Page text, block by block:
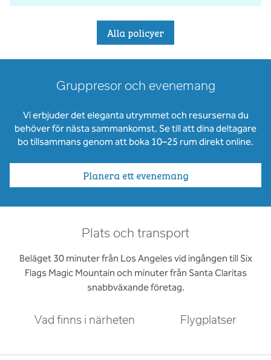
Alla policyer
Gruppresor och evenemang
Vi erbjuder det eleganta utrymmet och resurserna du
behöver för nästa sammankomst. Se till att dina deltagare
bo tillsammans genom att boka 10–25 rum direkt online.
Planera ett evenemang
Plats och transport
Beläget 30 minuter från Los Angeles vid ingången till Six
Flags Magic Mountain och minuter från Santa Claritas
snabbväxande företag.
Vad finns i närheten Flygplatser